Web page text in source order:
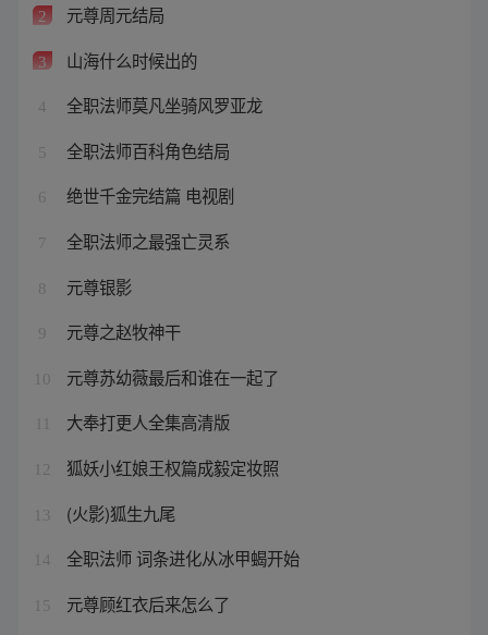
2 元尊周元结局
3 山海什么时候出的
4 全职法师莫凡坐骑风罗亚龙
5 全职法师百科角色结局
6 绝世千金完结篇 电视剧
7 全职法师之最强亡灵系
8 元尊银影
9 元尊之赵牧神干
10 元尊苏幼薇最后和谁在一起了
大奉打更人全集高清版
12 狐妖小红娘王权篇成毅定妆照
13 (火影)狐生九尾
14 全职法师 词条进化从冰甲蝎开始
15 元尊顾红衣后来怎么了